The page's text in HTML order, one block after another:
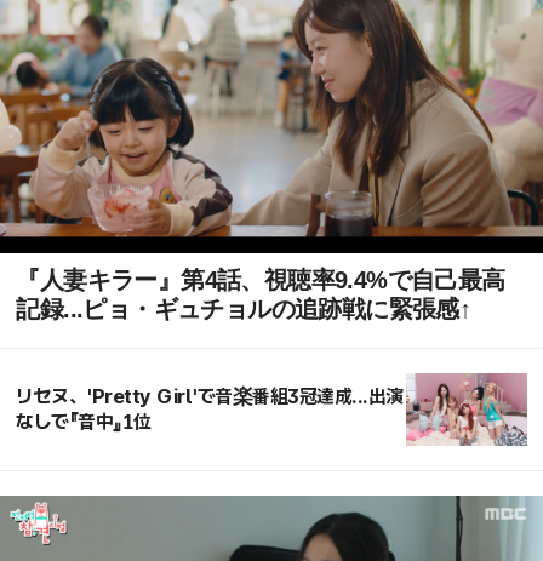
『人妻キラー』第4話、視聴率9.4%で自己最高
記録...ピョ・ギュチョルの追跡戦に緊張感↑
リセヌ、'Pretty Girl'で音楽番組3冠達成...出演
なしで『音中』1位